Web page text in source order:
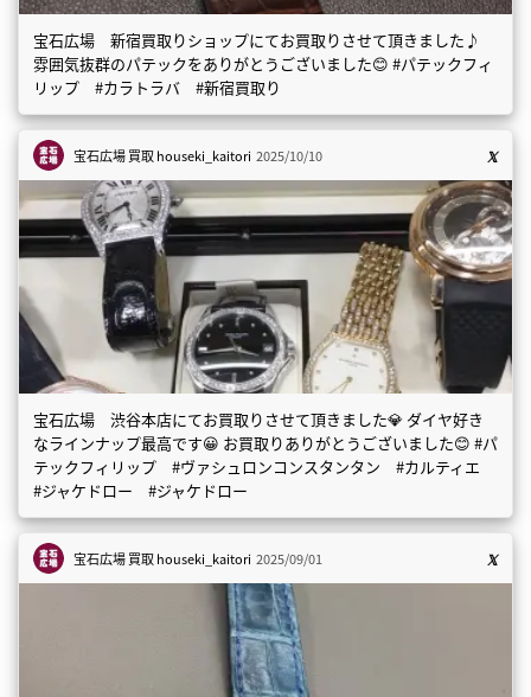
宝石広場 新宿買取りショップにてお買取りさせて頂きました♪
雰囲気抜群のパテックをありがとうございました😊 #パテックフィ
リップ #カラトラバ #新宿買取り
宝石広場 買取houseki_kaitori 2025/10/10
宝石広場 渋谷本店にてお買取りさせて頂きました💎 ダイヤ好き
なラインナップ最高です😀 お買取りありがとうございました😊 #パ
テックフィリップ #ヴァシュロンコンスタンタン #カルティエ
#ジャケドロー #ジャケドロー
宝石広場 買取houseki_kaitori 2025/09/01